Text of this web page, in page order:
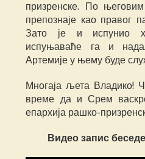
призренске. По
препознаје као правог
Зато је и испунио
испуњаваће га и
Артемије у њему буде
Многаја љета Владико!
време да и Срем
епархија рашко-
Видео запис